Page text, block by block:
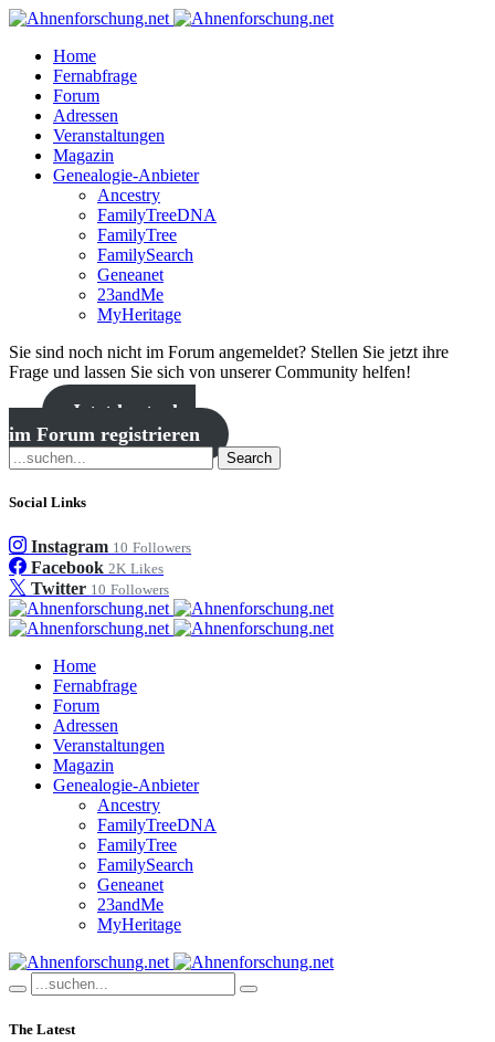
Home
Fernabfrage
Forum
Adressen
Veranstaltungen
Magazin
Genealogie-Anbieter
Ancestry
FamilyTreeDNA
FamilyTree
FamilySearch
Geneanet
23andMe
MyHeritage
Sie sind noch nicht im Forum angemeldet? Stellen Sie jetzt ihre
Frage und lassen Sie sich von unserer Community helfen!
Jetzt kostenlos
im Forum registrieren
Search
Social Links
Instagram 10 Followers
Facebook 2K Likes
Twitter 10 Followers
Home
Fernabfrage
Forum
Adressen
Veranstaltungen
Magazin
Genealogie-Anbieter
Ancestry
FamilyTreeDNA
FamilyTree
FamilySearch
Geneanet
23andMe
MyHeritage
The Latest